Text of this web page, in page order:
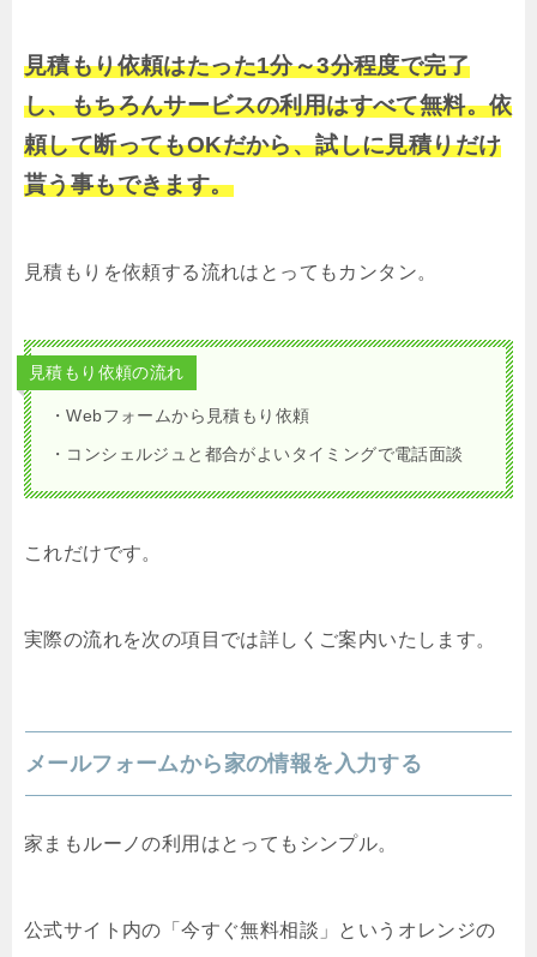
見積もり依頼はたった1分～3分程度で完了
し、もちろんサービスの利用はすべて無料。依
頼して断ってもOKだから、試しに見積りだけ
貰う事もできます。
見積もりを依頼する流れはとってもカンタン。
見積もり依頼の流れ
・Webフォームから見積もり依頼
・コンシェルジュと都合がよいタイミングで電話面談
これだけです。
実際の流れを次の項目では詳しくご案内いたします。
メールフォームから家の情報を入力する
家まもルーノの利用はとってもシンプル。
公式サイト内の「今すぐ無料相談」というオレンジの